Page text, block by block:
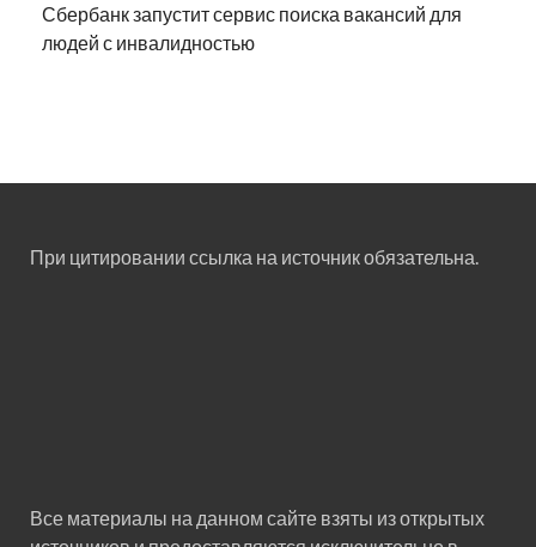
Сбербанк запустит сервис поиска вакансий для
людей с инвалидностью
При цитировании ссылка на источник обязательна.
Все материалы на данном сайте взяты из открытых